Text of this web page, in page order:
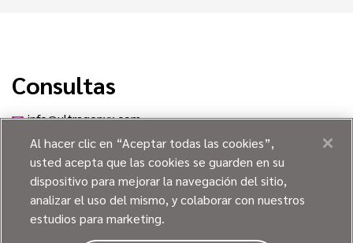
Consultas
info@ultragenyx.com
Al hacer clic en “Aceptar todas las cookies”,
usted acepta que las cookies se guarden en su
dispositivo para mejorar la navegación del sitio,
analizar el uso del mismo, y colaborar con nuestros
estudios para marketing.